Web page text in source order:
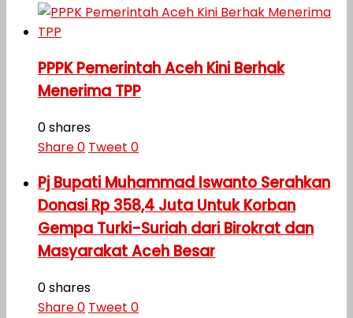
PPPK Pemerintah Aceh Kini Berhak
Menerima TPP
0 shares
Share0 Tweet 0
Pj Bupati Muhammad Iswanto Serahkan
Donasi Rp 358,4 Juta Untuk Korban
Gempa Turki-Suriah dari Birokrat dan
Masyarakat Aceh Besar
0 shares
Share0 Tweet 0